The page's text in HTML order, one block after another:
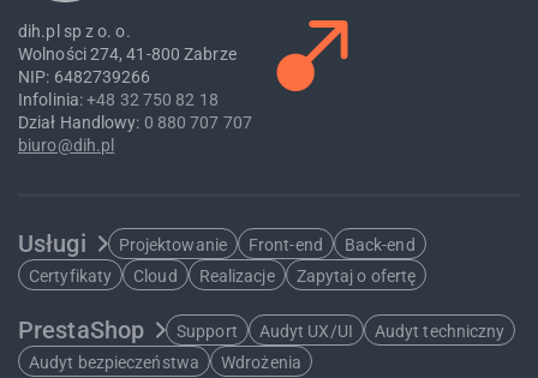
dih.pl sp z o. o.
Wolności 274, 41-800 Zabrze
NIP: 6482739266
Infolinia:+48 32 750 82 18
Dział Handlowy: 0 880 707 707
biuro@dih.pl
Usługi Projektowanie Front-end
Back-end
Certyfikaty
Cloud Realizacje Zapytaj o ofertę
PrestaShop Support Audyt UX/UI
Audyt techniczny
Audyt bezpieczeństwa
Wdrożenia